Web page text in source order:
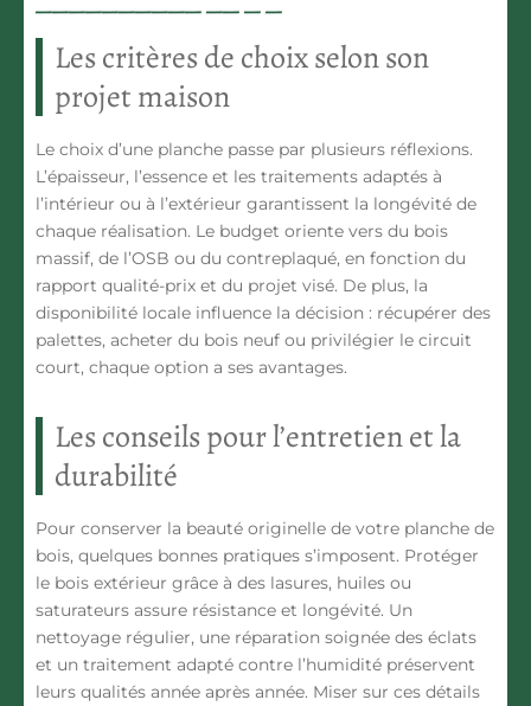
Les critères de choix selon son
projet maison
Le choix d’une planche passe par plusieurs réflexions.
L’épaisseur, l’essence et les traitements adaptés à
l’intérieur ou à l’extérieur garantissent la longévité de
chaque réalisation. Le budget oriente vers du bois
massif, de l’OSB ou du contreplaqué, en fonction du
rapport qualité-prix et du projet visé. De plus, la
disponibilité locale influence la décision : récupérer des
palettes, acheter du bois neuf ou privilégier le circuit
court, chaque option a ses avantages.
Les conseils pour l’entretien et la
durabilité
Pour conserver la beauté originelle de votre planche de
bois, quelques bonnes pratiques s’imposent. Protéger
le bois extérieur grâce à des lasures, huiles ou
saturateurs assure résistance et longévité. Un
nettoyage régulier, une réparation soignée des éclats
et un traitement adapté contre l’humidité préservent
leurs qualités année après année. Miser sur ces détails